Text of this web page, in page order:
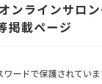
ンラインサロ
掲載ページ
ードで保護されてい